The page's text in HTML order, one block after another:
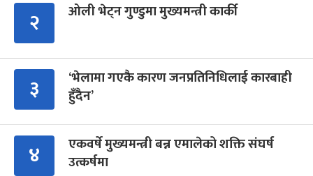
२ ओली भेट्न गुण्डुमा मुख्यमन्त्री कार्की
३
‘भेलामा गएकै कारण जनप्रतिनिधिलाई कारबाही
हुँदैन’
४
एकवर्षे मुख्यमन्त्री बन्न एमालेको शक्ति संघर्ष
उत्कर्षमा